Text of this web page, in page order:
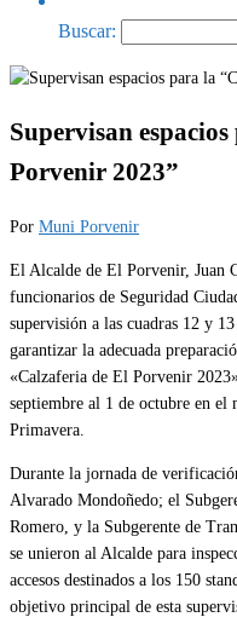
Buscar:
Supervisan
Porvenir 2023”
Por Muni Porvenir
El Alcalde de El Porvenir, Juan
funcionarios de Seguridad
supervisión a las cuadras 12 y
garantizar la adecuada
«Calzaferia de El Porvenir
septiembre al 1 de octubre en
Primavera.
Durante la jornada de
Alvarado Mondoñedo; el
Romero, y la Subgerente de
se unieron al Alcalde para
accesos destinados a los 150
objetivo principal de esta